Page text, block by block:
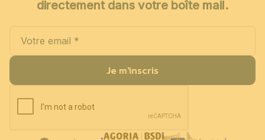
directement dans votre boîte mail.
Je m'inscris